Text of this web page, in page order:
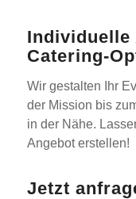
Individuelle
Catering-
Wir gestalten Ihr
der Mission bis
in der Nähe.
Angebot erstellen!
Jetzt